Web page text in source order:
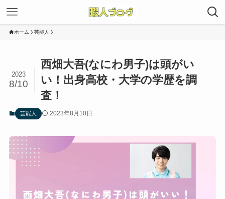
ホーム 芸能人
西畑大吾(なにわ男子)は頭がい
い！出身高校・大学の学歴を調
査！
2023
8/10
芸能人 2023年8月10日